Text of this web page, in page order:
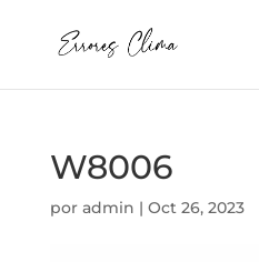
W8006
por admin | Oct 26, 2023